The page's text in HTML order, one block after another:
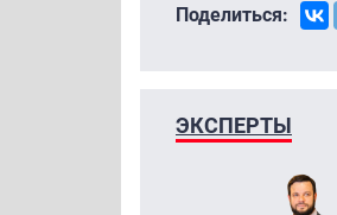
Поделиться:
ЭКСПЕРТЫ